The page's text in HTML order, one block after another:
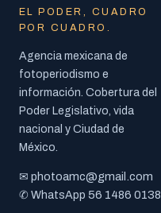
EL PODER, CUADRO
POR CUADRO.
Agencia mexicana de
fotoperiodismo e
información. Cobertura del
Poder Legislativo, vida
nacional y Ciudad de
México.
✉ photoamc@gmail.com
✆ WhatsApp 56 1486 0138